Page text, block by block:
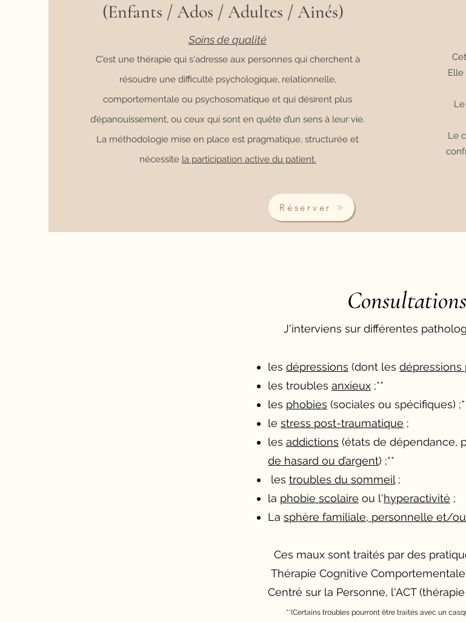
(Enfants / Ados / Adultes / Ainés)
Soins de qualité
C'est une thérapie qui s'adresse aux personnes qui cherchent à
résoudre une difficulté psychologique, relationnelle,
comportementale ou psychosomatique et qui désirent plus
d’épanouissement, ou ceux qui sont en quête d’un sens à leur vie.
La méthodologie mise en place est pragmatique, structurée et
nécessite la participation active du patient.
Réserver
Le
Consultations
J'interviens sur différentes
les dépressions (dont les
les troubles anxieux ;**
les phobies (sociales ou spécifiques)
le stress post-traumatique ;
les addictions (états de dépendance,
de hasard ou d’argent) ;**
les troubles du sommeil ;
la phobie scolaire ou l'hyperactivité ;
La sphère familiale, personnelle et/
Ces maux sont traités par des
Thérapie Cognitive
Centré sur la Personne, l'ACT
**(Certains troubles pourront être traités avec un